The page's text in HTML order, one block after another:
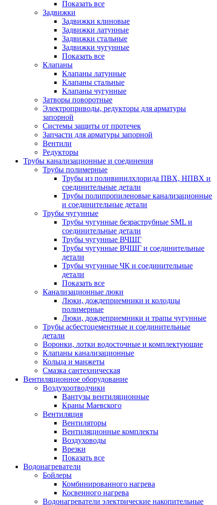
Показать все
Задвижки
Задвижки клиновые
Задвижки латунные
Задвижки стальные
Задвижки чугунные
Показать все
Клапаны
Клапаны латунные
Клапаны стальные
Клапаны чугунные
Затворы поворотные
Электроприводы, редукторы для арматуры
запорной
Системы защиты от протечек
Запчасти для арматуры запорной
Вентили
Редукторы
Трубы канализационные и соединения
Трубы полимерные
Трубы из поливинилхлорида ПВХ, НПВХ и
соединительные детали
Трубы полипропиленовые канализационные
и соединительные детали
Трубы чугунные
Трубы чугунные безраструбные SML и
соединительные детали
Трубы чугунные ВЧШГ
Трубы чугунные ВЧШГ и соединительные
детали
Трубы чугунные ЧК и соединительные
детали
Показать все
Канализационные люки
Люки, дождеприемники и колодцы
полимерные
Люки, дождеприемники и трапы чугунные
Трубы асбестоцементные и соединительные
детали
Воронки, лотки водосточные и комплектующие
Клапаны канализационные
Кольца и манжеты
Смазка сантехническая
Вентиляционное оборудование
Воздухоотводчики
Вантузы вентиляционные
Краны Маевского
Вентиляция
Вентиляторы
Вентиляционные комплекты
Воздуховоды
Врезки
Показать все
Водонагреватели
Бойлеры
Комбинированного нагрева
Косвенного нагрева
Водонагреватели электрические накопительные